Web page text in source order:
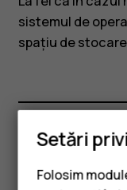
cel
în
sistemul de
spațiu de
Considerați
Setări
Folosim